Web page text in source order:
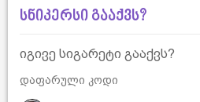
სნიკერსი გააქვს?
იგივე სიგარეტი გააქვს?
დაფარული კოდი